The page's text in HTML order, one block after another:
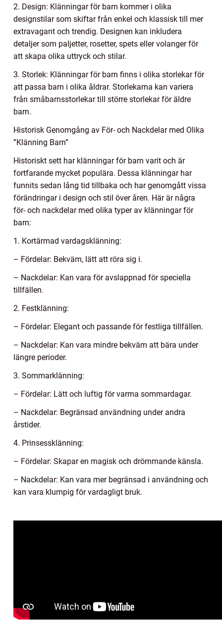
2. Design: Klänningar för barn kommer i olika
designstilar som skiftar från enkel och klassisk till mer
extravagant och trendig. Designen kan inkludera
detaljer som paljetter, rosetter, spets eller volanger för
att skapa olika uttryck och stilar.
3. Storlek: Klänningar för barn finns i olika storlekar för
att passa barn i olika åldrar. Storlekarna kan variera
från småbarnsstorlekar till större storlekar för äldre
barn.
Historisk Genomgång av För- och Nackdelar med Olika
”Klänning Barn”
Historiskt sett har klänningar för barn varit och är
fortfarande mycket populära. Dessa klänningar har
funnits sedan lång tid tillbaka och har genomgått vissa
förändringar i design och stil över åren. Här är några
för- och nackdelar med olika typer av klänningar för
barn:
1. Kortärmad vardagsklänning:
– Fördelar: Bekväm, lätt att röra sig i.
– Nackdelar: Kan vara för avslappnad för speciella
tillfällen.
2. Festklänning:
– Fördelar: Elegant och passande för festliga tillfällen.
– Nackdelar: Kan vara mindre bekväm att bära under
längre perioder.
3. Sommarklänning:
– Fördelar: Lätt och luftig för varma sommardagar.
– Nackdelar: Begränsad användning under andra
årstider.
4. Prinsessklänning:
– Fördelar: Skapar en magisk och drömmande känsla.
– Nackdelar: Kan vara mer begränsad i användning och
kan vara klumpig för vardagligt bruk.